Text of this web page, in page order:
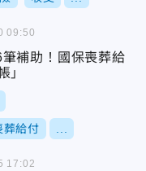
補助！國保喪葬給
」
葬給付
09:50
17:02